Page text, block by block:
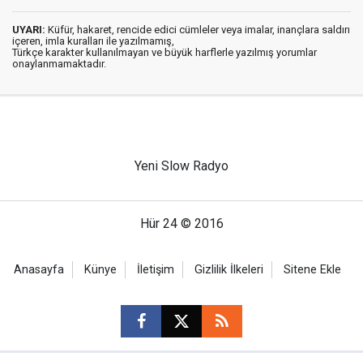
UYARI: Küfür, hakaret, rencide edici cümleler veya imalar, inançlara saldırı
içeren, imla kuralları ile yazılmamış,
Türkçe karakter kullanılmayan ve büyük harflerle yazılmış yorumlar
onaylanmamaktadır.
Yeni Slow Radyo
Hür 24 © 2016
Anasayfa Künye İletişim Gizlilik İlkeleri Sitene Ekle